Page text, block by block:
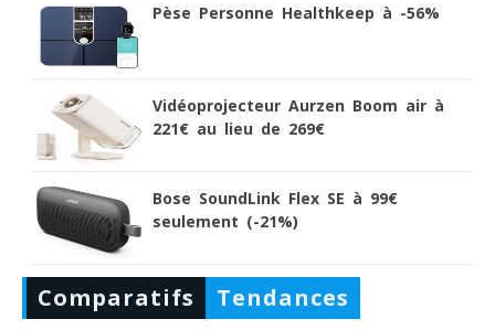
Pèse Personne Healthkeep à -56%
Vidéoprojecteur Aurzen Boom air à
221€ au lieu de 269€
Bose SoundLink Flex SE à 99€
seulement (-21%)
Comparatifs Tendances